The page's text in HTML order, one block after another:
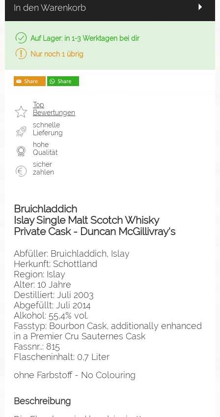
In den Warenkorb
Auf Lager: in 1-3 Werktagen bei dir
Nur noch 1 übrig
Top
Bewertungen
schnelle
Lieferung
hohe
Qualität
sicher
zahlen
Bruichladdich
Islay Single Malt Scotch Whisky
Private Cask - Duncan McGillivray's
Abfüller: Bruichladdich, Islay
Herkunft: Schottland
Region: Islay
Alter: 10 Jahre
Destilliert: Juli 2003
Abgefüllt: Juli 2014
Alkohol: 55,4% vol.
Fasstyp: Bourbon Cask, additionally enhanced
in a Premier Cru Sauternes Cask
Fassnr..: 815
Flascheninhalt: 0,7 Liter
ohne Farbstoff - No Colouring
Beschreibung